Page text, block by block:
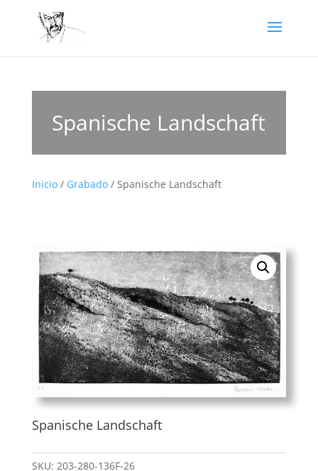
Spanische Landschaft
Inicio/ Grabado/ Spanische Landschaft
Spanische Landschaft
SKU: 203-280-136F-26